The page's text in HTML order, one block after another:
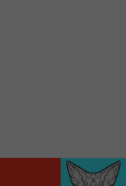
00:00